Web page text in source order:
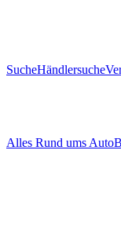
SucheHändlersuche
Alles Rund ums Auto